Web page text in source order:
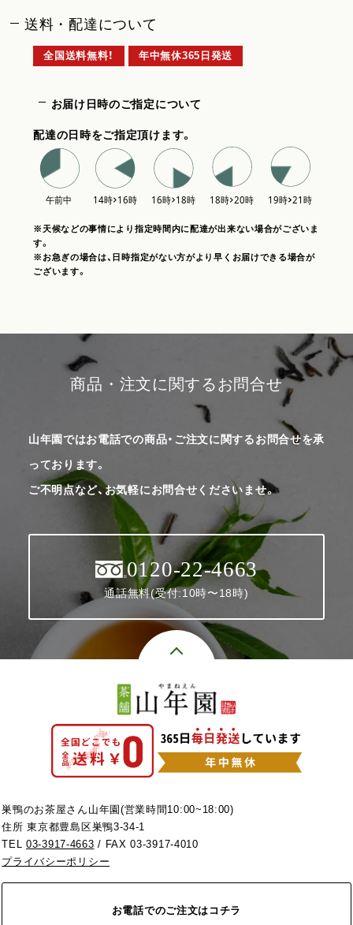
送料・配達について
全国送料無料！ 年中無休365日発送
お届け日時のご指定について
配達の日時をご指定頂けます。
※天候などの事情により指定時間内に配達が出来ない場合がございま
す。
※お急ぎの場合は、日時指定がない方がより早くお届けできる場合が
ございます。
商品・注文に関するお問合せ
山年園ではお電話での商品・ご注文に関するお問合せを承
っております。
ご不明点など、お気軽にお問合せくださいませ。
0120-22-4663
通話無料(受付:10時〜18時)
巣鴨のお茶屋さん山年園(営業時間10:00~18:00)
住所 東京都豊島区巣鴨3-34-1
TEL03-3917-4663 / FAX 03-3917-4010
プライバシーポリシー
お電話でのご注文はコチラ